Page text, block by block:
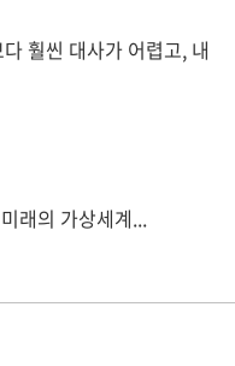
훨씬 대사가 어렵고, 내
래의 가상세계...